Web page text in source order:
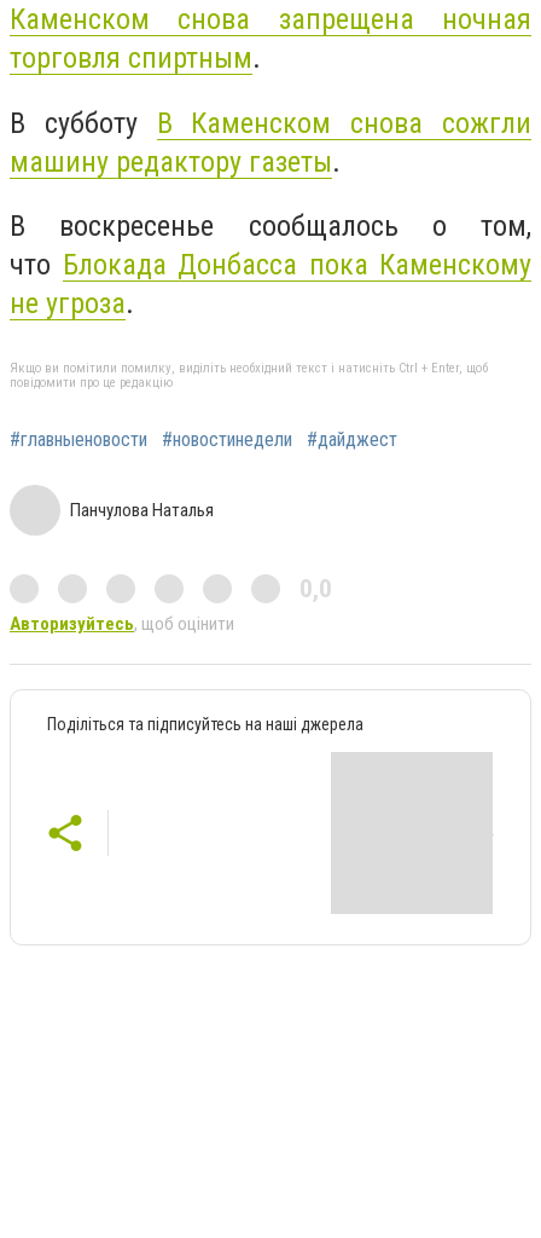
Каменском снова запрещена ночная
торговля спиртным.
В субботу В Каменском снова сожгли
машину редактору газеты.
В воскресенье сообщалось о том,
что Блокада Донбасса пока Каменскому
не угроза.
Якщо ви помітили помилку, виділіть необхідний текст і натисніть Ctrl + Enter, щоб
повідомити про це редакцію
#главныеновости #новостинедели #дайджест
Панчулова Наталья
0,0
Авторизуйтесь, щоб оцінити
Поділіться та підписуйтесь на наші джерела